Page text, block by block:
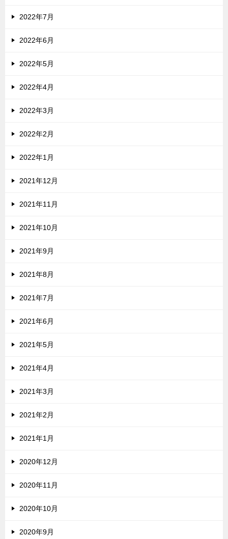
2022年7月
2022年6月
2022年5月
2022年4月
2022年3月
2022年2月
2022年1月
2021年12月
2021年11月
2021年10月
2021年9月
2021年8月
2021年7月
2021年6月
2021年5月
2021年4月
2021年3月
2021年2月
2021年1月
2020年12月
2020年11月
2020年10月
2020年9月